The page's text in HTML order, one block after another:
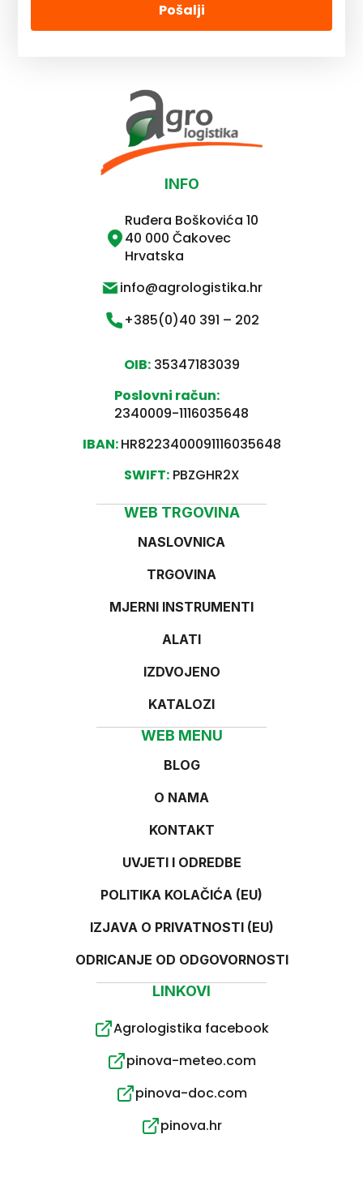
Pošalji
INFO
Ruđera Boškovića 10
40 000 Čakovec
Hrvatska
info@agrologistika.hr
+385(0)40 391 – 202
OIB:35347183039
Poslovni račun:
2340009-1116035648
IBAN:HR8223400091116035648
SWIFT:PBZGHR2X
LINKOVI
Agrologistika facebook
pinova-meteo.com
pinova-doc.com
pinova.hr
WEB TRGOVINA
NASLOVNICA
TRGOVINA
MJERNI INSTRUMENTI
ALATI
IZDVOJENO
KATALOZI
WEB MENU
BLOG
O NAMA
KONTAKT
UVJETI I ODREDBE
POLITIKA KOLAČIĆA (EU)
IZJAVA O PRIVATNOSTI (EU)
ODRICANJE OD ODGOVORNOSTI